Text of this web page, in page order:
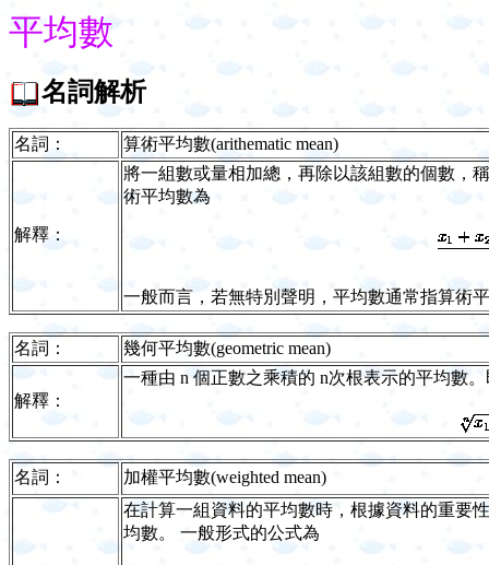
平均數
名詞解析
名詞： 算術平均數(arithematic mean)
解釋：
將一組數或量相加總，再除以該組數的個數，
術平均數為
一般而言，若無特別聲明，平均數通常指算術
名詞： 幾何平均數(geometric mean)
解釋：
一種由 n 個正數之乘積的 n次根表示的平均數
名詞： 加權平均數(weighted mean)
在計算一組資料的平均數時，根據資料的重要
均數。 一般形式的公式為